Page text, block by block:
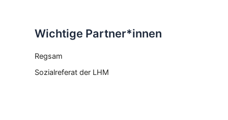
Wichtige Partner*innen
Regsam
Sozialreferat der LHM